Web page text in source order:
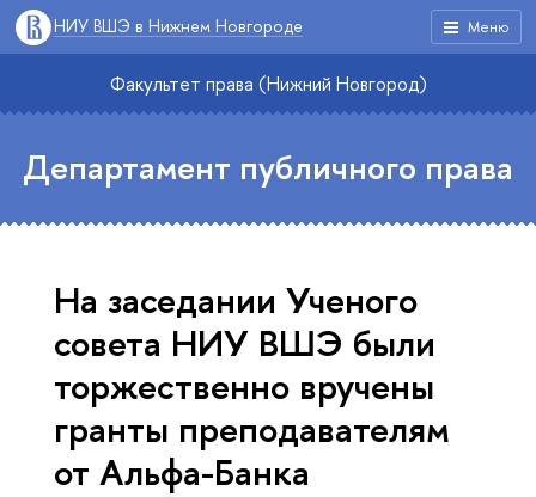
Меню
НИУ ВШЭ в Нижнем Новгороде
Факультет права (Нижний Новгород)
Департамент публичного права
На заседании Ученого
совета НИУ ВШЭ были
торжественно вручены
гранты преподавателям
от Альфа-Банка